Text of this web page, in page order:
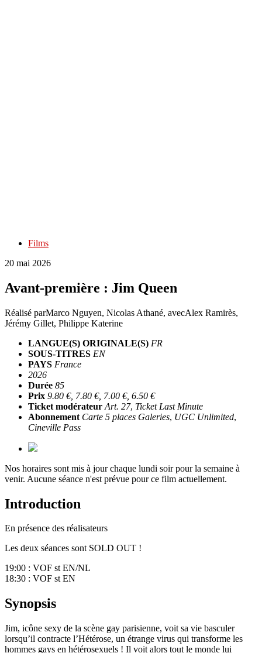
Films
20 mai 2026
Avant-première : Jim Queen
Réalisé parMarco Nguyen, Nicolas Athané, avecAlex Ramirès,
Jérémy Gillet, Philippe Katerine
LANGUE(S) ORIGINALE(S) FR
SOUS-TITRES EN
PAYS France
2026
Durée 85
Prix 9.80 €, 7.80 €, 7.00 €, 6.50 €
Ticket modérateur Art. 27, Ticket Last Minute
Abonnement Carte 5 places Galeries, UGC Unlimited,
Cineville Pass
Nos horaires sont mis à jour chaque lundi soir pour la semaine à
venir. Aucune séance n'est prévue pour ce film actuellement.
Introduction
En présence des réalisateurs
Les deux séances sont SOLD OUT !
19:00 : VOF st EN/NL
18:30 : VOF st EN
Synopsis
Jim, icône sexy de la scène gay parisienne, voit sa vie basculer
lorsqu’il contracte l’Hétérose, un étrange virus qui transforme les
hommes gays en hétérosexuels ! Il voit alors tout le monde lui